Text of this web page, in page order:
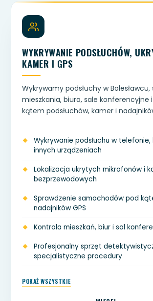
WYKRYWANIE PODSŁUCHÓW,
KAMER I GPS
Wykrywamy podsłuchy w
mieszkania, biura, sale konferencyjne
kątem podsłuchów, kamer i
Wykrywanie podsłuchu w
innych urządzeniach
Lokalizacja ukrytych mikrofonów i
bezprzewodowych
Sprawdzenie samochodów pod
nadajników GPS
Kontrola mieszkań, biur i sal
Profesjonalny sprzęt
specjalistyczne procedury
POKAŻ WSZYSTKIE